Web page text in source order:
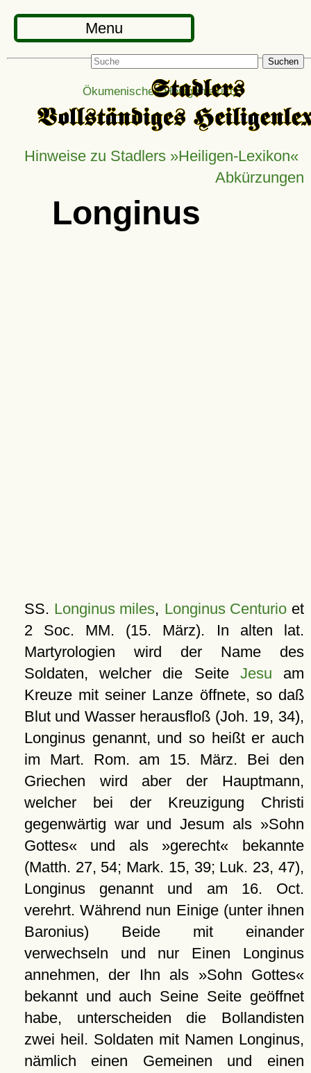
Menu
Suchen
Hinweise zu Stadlers »Heiligen-Lexikon«
Abkürzungen
Longinus
SS. Longinus miles, Longinus Centurioet
2 Soc. MM. (15. März). In alten lat.
Martyrologien wird der Name des
Soldaten, welcher die Seite Jesu am
Kreuze mit seiner Lanze öffnete, so daß
Blut und Wasser herausfloß (Joh. 19, 34),
Longinus genannt, und so heißt er auch
im Mart. Rom. am 15. März. Bei den
Griechen wird aber der Hauptmann,
welcher bei der Kreuzigung Christi
gegenwärtig war und Jesum als »Sohn
Gottes« und als »gerecht« bekannte
(Matth. 27, 54; Mark. 15, 39; Luk. 23, 47),
Longinus genannt und am 16. Oct.
verehrt. Während nun Einige (unter ihnen
Baronius) Beide mit einander
verwechseln und nur Einen Longinus
annehmen, der Ihn als »Sohn Gottes«
bekannt und auch Seine Seite geöffnet
habe, unterscheiden die Bollandisten
zwei heil. Soldaten mit Namen Longinus,
nämlich einen Gemeinen und einen
Ökumenisches Heiligenlexikon